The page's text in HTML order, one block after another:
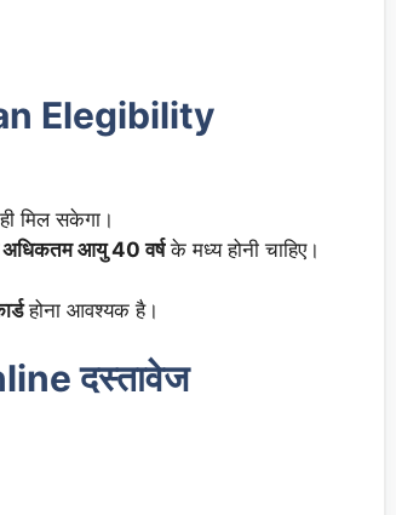
Elegibility
मिल सकेगा।
अधिकतम आयु 40 वर्षके मध्य होनी चाहिए।
होना आवश्यक है।
दस्तावेज